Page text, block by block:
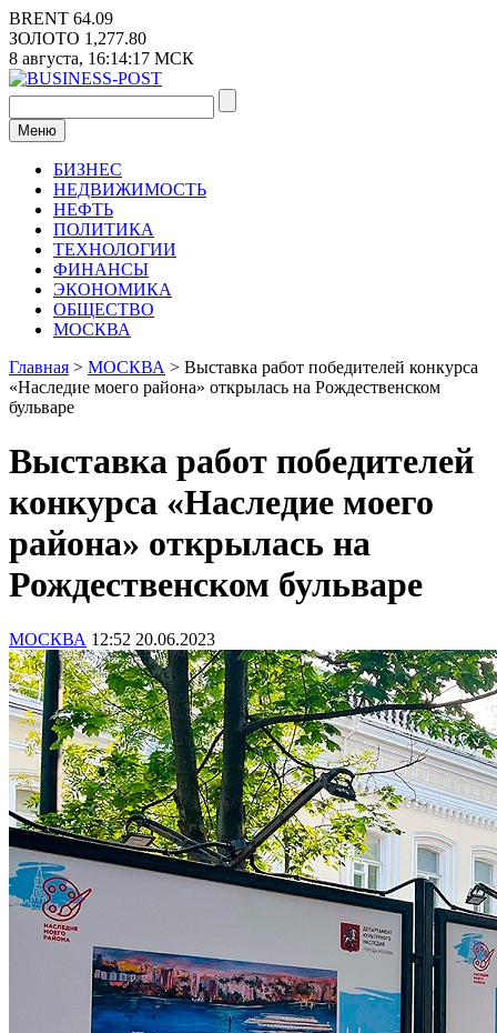
Перейти
к
содержимому
BRENT 64.09
ЗОЛОТО 1,277.80
8 августа, 16:14:17 МСК
Меню
БИЗНЕС
НЕДВИЖИМОСТЬ
НЕФТЬ
ПОЛИТИКА
ТЕХНОЛОГИИ
ФИНАНСЫ
ЭКОНОМИКА
ОБЩЕСТВО
МОСКВА
Главная > МОСКВА > Выставка работ победителей конкурса
«Наследие моего района» открылась на Рождественском
бульваре
Выставка работ победителей
конкурса «Наследие моего
района» открылась на
Рождественском бульваре
МОСКВА 12:52 20.06.2023